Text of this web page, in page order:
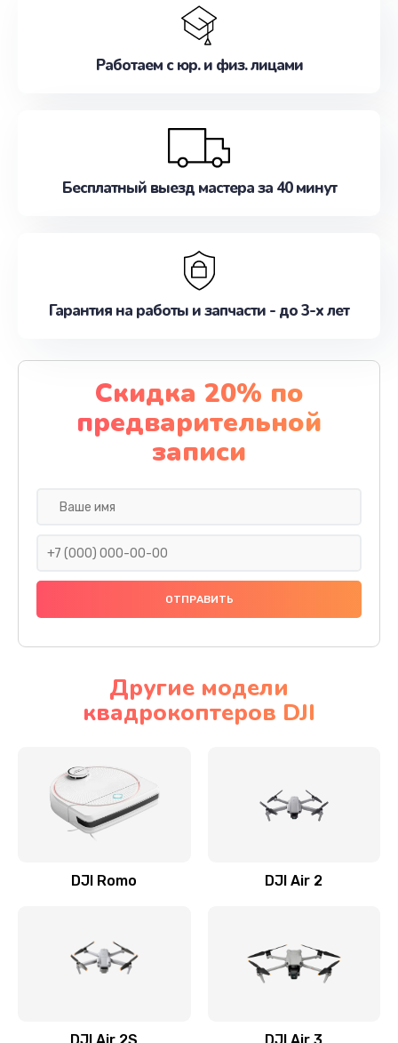
Работаем с юр. и физ. лицами
Бесплатный выезд мастера за 40 минут
Гарантия на работы и запчасти - до 3-х лет
Скидка 20% по
предварительной
записи
Другие модели
квадрокоптеров DJI
DJI Romo DJI Air 2